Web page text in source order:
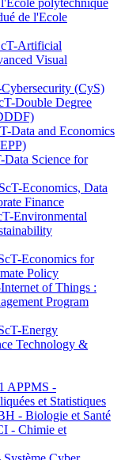
polytechnique
de l'Ecole
Artificial
Visual
(CyS)
Double Degree
Data and Economics
Science for
Economics, Data
Finance
Environmental
Economics for
Policy
of Things :
Program
Energy
Technology &
APPMS -
et Statistiques
- Biologie et Santé
- Chimie et